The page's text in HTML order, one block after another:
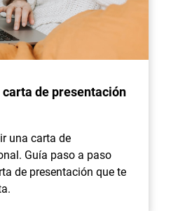
de presentación
una carta de
Guía paso a paso
de presentación que te